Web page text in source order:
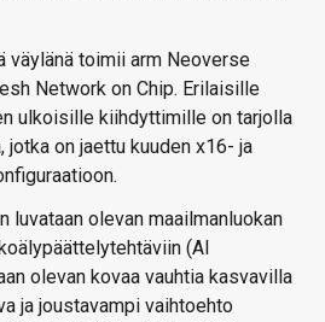
toimii arm Neoverse
Network on Chip. Erilaisille
ulkoisille kiihdyttimille on tarjolla
jotka on jaettu kuuden x16- ja
luvataan olevan maailmanluokan
(AI
olevan kovaa vauhtia kasvavilla
ja joustavampi vaihtoehto